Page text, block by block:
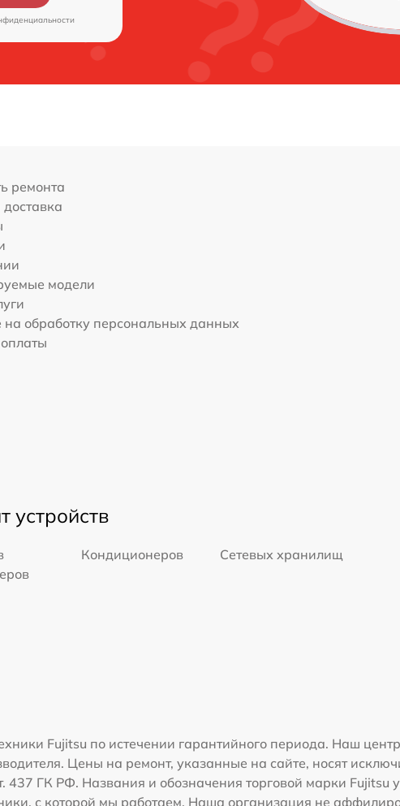
ремонта
модели
на обработку персональных данных
устройств
Кондиционеров
Сетевых хранилищ
Fujitsu по истечении гарантийного периода. Наш
Цены на ремонт, указанные на сайте, носят
437 ГК РФ. Названия и обозначения торговой марки Fujitsu
с которой мы работаем. Наша организация не